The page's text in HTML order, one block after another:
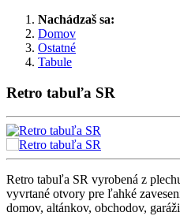
Nachádzaš sa:
Domov
Ostatné
Tabule
Retro tabuľa SR
Retro tabuľa SR vyrobená z
vyvrtané otvory pre ľahké
domov, altánkov, obchodov,